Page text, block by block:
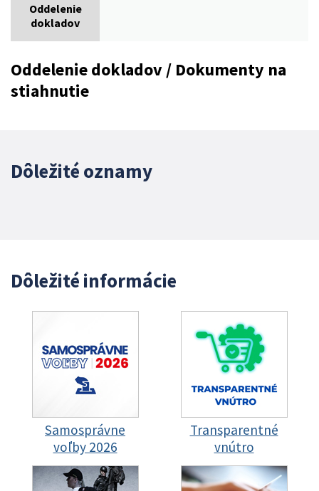
Oddelenie
dokladov
Oddelenie dokladov / Dokumenty na
stiahnutie
Dôležité oznamy
Dôležité informácie
Samosprávne
voľby 2026
Transparentné
vnútro